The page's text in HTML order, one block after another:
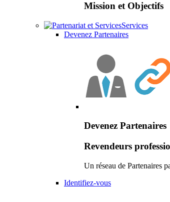
Mission et Objectifs
Services
Devenez Partenaires
Devenez Partenaires
Revendeurs
Un réseau de Partenaires
Identifiez-vous